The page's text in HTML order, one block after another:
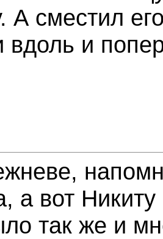
А сместил
вдоль и
а вот
так же и